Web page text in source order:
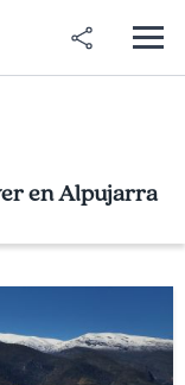
en Alpujarra